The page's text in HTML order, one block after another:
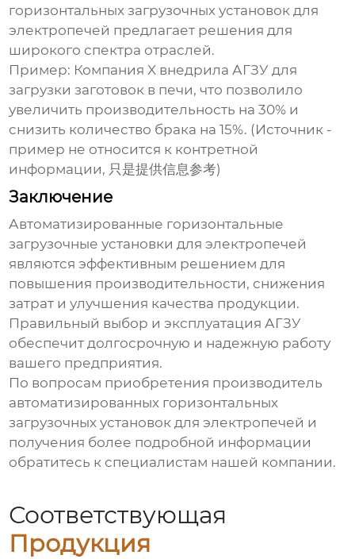
горизонтальных загрузочных установок для
электропечей предлагает решения для
широкого спектра отраслей.
Пример: Компания X внедрила АГЗУ для
загрузки заготовок в печи, что позволило
увеличить производительность на 30% и
снизить количество брака на 15%. (Источник -
пример не относится к контретной
информации, 只是提供信息参考)
Заключение
Автоматизированные горизонтальные
загрузочные установки для электропечей
являются эффективным решением для
повышения производительности, снижения
затрат и улучшения качества продукции.
Правильный выбор и эксплуатация АГЗУ
обеспечит долгосрочную и надежную работу
вашего предприятия.
По вопросам приобретения производитель
автоматизированных горизонтальных
загрузочных установок для электропечей и
получения более подробной информации
обратитесь к специалистам нашей компании.
Соответствующая
Продукция